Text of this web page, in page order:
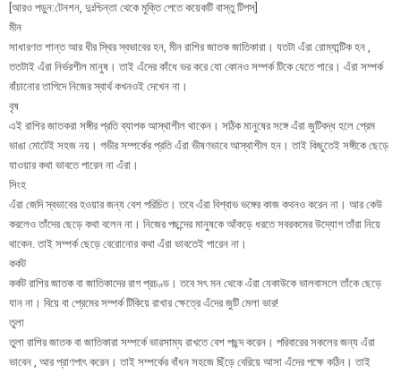
[আরও পড়ুন:টেনশন, দুঃশ্চিন্তা থেকে মুক্তি পেতে কয়েকটি বাস্তু টিপস]
মীন
সাধারণত শান্ত আর ধীর স্থির স্বভাবের হন, মীন রাশির জাতক জাতিকারা। যতটা এঁরা রোম্যান্টিক হন ,
ততটাই এঁরা নির্ভরশীল মানুষ। তাই এঁদের কাঁধে ভর করে যো কোনও সম্পর্ক টিকে যেতে পারে। এঁরা সম্পর্ক
বাঁচানোর তাগিদে নিজের স্বার্থ কখনওই দেখেন না।
বৃষ
এই রাশির জাতকরা সঙ্গীর প্রতি ব্যাপক আস্থাশীল থাকেন। সঠিক মানুষের সঙ্গে এঁরা জুটিবদ্ধ হলে প্রেম
ভাঙা মোটেই সহজ নয়। গভীর সম্পর্কের প্রতি এঁরা ভীষণভাবে আস্থাশীল হন। তাই কিছুতেই সঙ্গীকে ছেড়ে
যাওয়ার কথা ভাবতে পারেন না এঁরা।
সিংহ
এঁরা জেদি স্বভাবের হওয়ার জন্য বেশ পরিচিত। তবে এঁরা বিশ্বাভ ভঙ্গের কাজ কথনও করেন না। আর কেউ
করলেও তাঁদের ছেড়ে কথা বলেন না। নিজের পছন্দের মানুষকে আঁকড়ে ধরতে সবরকমের উদ্যোগ তাঁরা নিয়ে
থাকেন. তাই সম্পর্ক ছেড়ে বেরোনোর কথা এঁরা ভাবতেই পারেন না।
কর্কট
কর্কট রাশির জাতক বা জাতিকাদের রাগ প্রচণ্ড। তবে সৎ মন থেকে এঁরা যেকাউকে ভালবাসলে তাঁকে ছেড়ে
যান না। বিয়ে বা প্রেমের সম্পর্ক টিকিয়ে রাখার ক্ষেত্রে এঁদের জুটি মেলা ভার!
তুলা
তুলা রাশির জাতক বা জাতিকারা সম্পর্কে ভারসাম্য রাখতে বেশ পছন্দ করেন। পরিবারের সকলের জন্য এঁরা
ভাবেন , আর প্রাণপাৎ করেন। তাই সম্পর্কের বাঁধন সহজে ছিঁড়ে বেরিয়ে আসা এঁদের পক্ষে কঠিন। তাই